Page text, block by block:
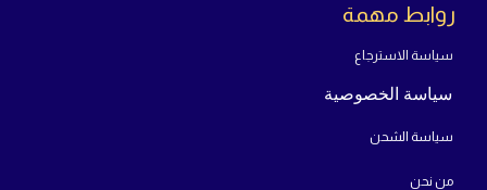
روابط مهمة
سياسة الاسترجاع
سياسة الخصوصية
سياسة الشحن
من نحن